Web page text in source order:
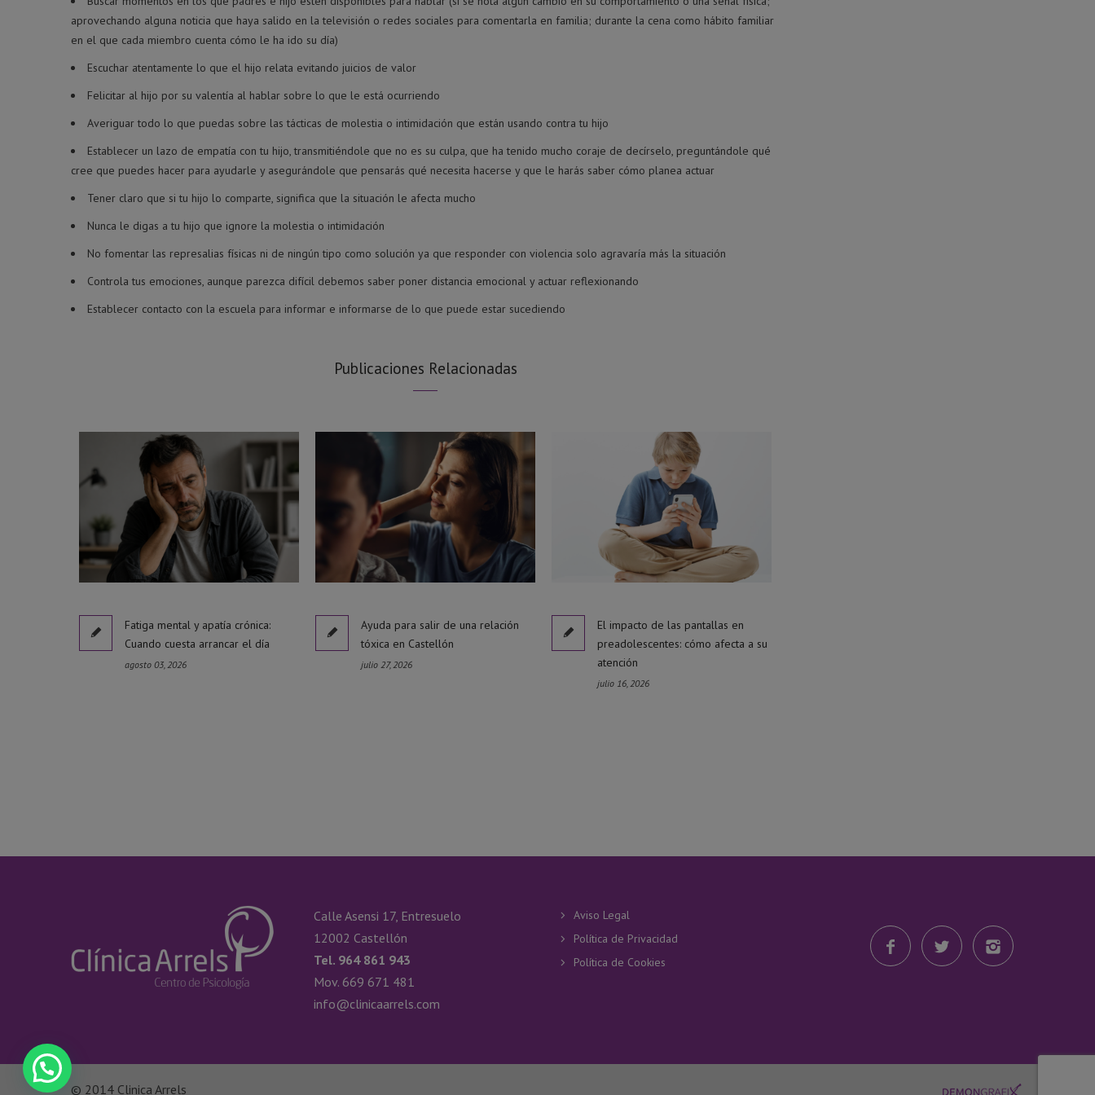
aprovechando alguna noticia que haya salido en la televisión o redes sociales para comentarla en familia; durante la cena como hábito familiar
en el que cada miembro cuenta cómo le ha ido su día)
Escuchar atentamente lo que el hijo relata evitando juicios de valor
Felicitar al hijo por su valentía al hablar sobre lo que le está ocurriendo
Averiguar todo lo que puedas sobre las tácticas de molestia o intimidación que están usando contra tu hijo
Establecer un lazo de empatía con tu hijo, transmitiéndole que no es su culpa, que ha tenido mucho coraje de decírselo, preguntándole qué
cree que puedes hacer para ayudarle y asegurándole que pensarás qué necesita hacerse y que le harás saber cómo planea actuar
Tener claro que si tu hijo lo comparte, significa que la situación le afecta mucho
Nunca le digas a tu hijo que ignore la molestia o intimidación
No fomentar las represalias físicas ni de ningún tipo como solución ya que responder con violencia solo agravaría más la situación
Controla tus emociones, aunque parezca difícil debemos saber poner distancia emocional y actuar reflexionando
Establecer contacto con la escuela para informar e informarse de lo que puede estar sucediendo
Publicaciones Relacionadas
Fatiga mental y apatía crónica:
Cuando cuesta arrancar el día
agosto 03, 2026
Ayuda para salir de una relación
tóxica en Castellón
julio 27, 2026
El impacto de las pantallas en
preadolescentes: cómo afecta a su
atención
julio 16, 2026
Calle Asensi 17, Entresuelo
12002 Castellón
Tel. 964 861 943
Mov. 669 671 481
info@clinicaarrels.com
Aviso Legal
Política de Privacidad
Política de Cookies
© 2014 Clinica Arrels